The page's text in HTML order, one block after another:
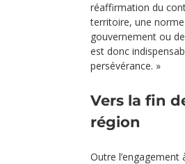
réaffirmation du
territoire, une
gouvernement ou
est donc
persévérance. »
Vers la fin
région
Outre l’engagement